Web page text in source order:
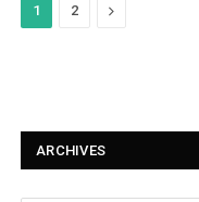
1 2
N
ARCHIVES